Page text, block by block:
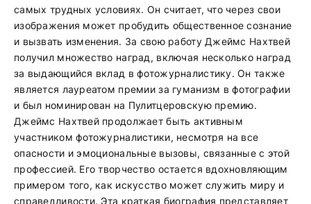
самых трудных условиях. Он считает, что через свои
изображения может пробудить общественное сознание
и вызвать изменения. За свою работу Джеймс Нахтвей
получил множество наград, включая несколько наград
за выдающийся вклад в фотожурналистику. Он также
является лауреатом премии за гуманизм в фотографии
и был номинирован на Пулитцеровскую премию.
Джеймс Нахтвей продолжает быть активным
участником фотожурналистики, несмотря на все
опасности и эмоциональные вызовы, связанные с этой
профессией. Его творчество остается вдохновляющим
примером того, как искусство может служить миру и
справедливости. Эта краткая биография представляет